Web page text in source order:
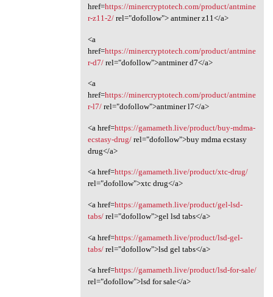
href=https://minercryptotech.com/product/antmine
r-z11-2/rel="dofollow"> antminer z11</a>
<a
href=https://minercryptotech.com/product/antmine
r-d7/rel="dofollow">antminer d7</a>
<a
href=https://minercryptotech.com/product/antmine
r-l7/rel="dofollow">antminer l7</a>
<a href=https://gamameth.live/product/buy-mdma-
ecstasy-drug/rel="dofollow">buy mdma ecstasy
drug</a>
<a href=https://gamameth.live/product/xtc-drug/
rel="dofollow">xtc drug</a>
<a href=https://gamameth.live/product/gel-lsd-
tabs/rel="dofollow">gel lsd tabs</a>
<a href=https://gamameth.live/product/lsd-gel-
tabs/rel="dofollow">lsd gel tabs</a>
<a href=https://gamameth.live/product/lsd-for-sale/
rel="dofollow">lsd for sale</a>